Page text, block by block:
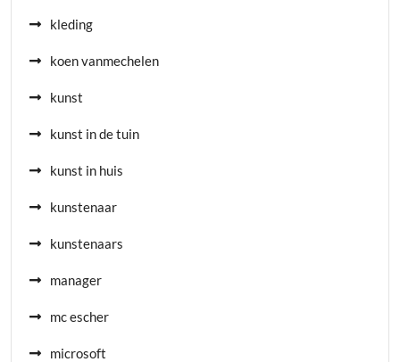
kleding
koen vanmechelen
kunst
kunst in de tuin
kunst in huis
kunstenaar
kunstenaars
manager
mc escher
microsoft